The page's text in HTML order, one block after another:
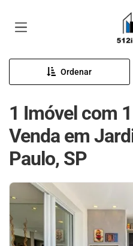
Ordenar
1 Imóvel com
Venda em
Paulo, SP